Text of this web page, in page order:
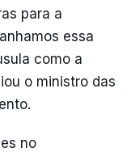
para a
essa
como a
o ministro das
no